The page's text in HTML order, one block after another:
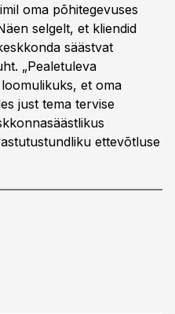
oma põhitegevuses
selgelt, et kliendid
säästvat
„Pealetuleva
et oma
just tema tervise
ettevõtluse